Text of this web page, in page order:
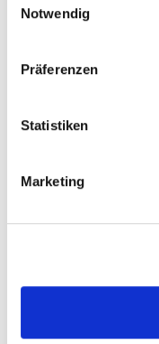
Notwendig
Präferenzen
Statistiken
Marketing
Zubehör
Montageliege -